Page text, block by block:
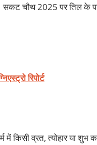
सकट चौथ 2025 पर तिल के
रिपोर्ट
किसी व्रत, त्योहार या शुभ